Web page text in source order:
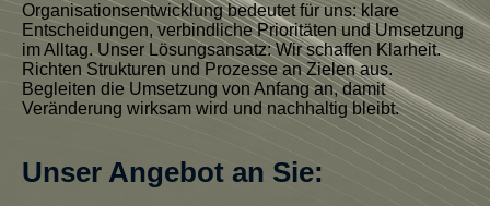
Organisationsentwicklung bedeutet für uns: klare
Entscheidungen, verbindliche Prioritäten und Umsetzung
im Alltag. Unser Lösungsansatz: Wir schaffen Klarheit.
Richten Strukturen und Prozesse an Zielen aus.
Begleiten die Umsetzung von Anfang an, damit
Veränderung wirksam wird und nachhaltig bleibt.
Unser Angebot an Sie: